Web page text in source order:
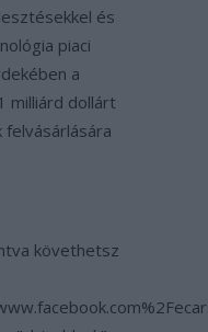
és
piaci
a
milliárd dollárt
követhetsz